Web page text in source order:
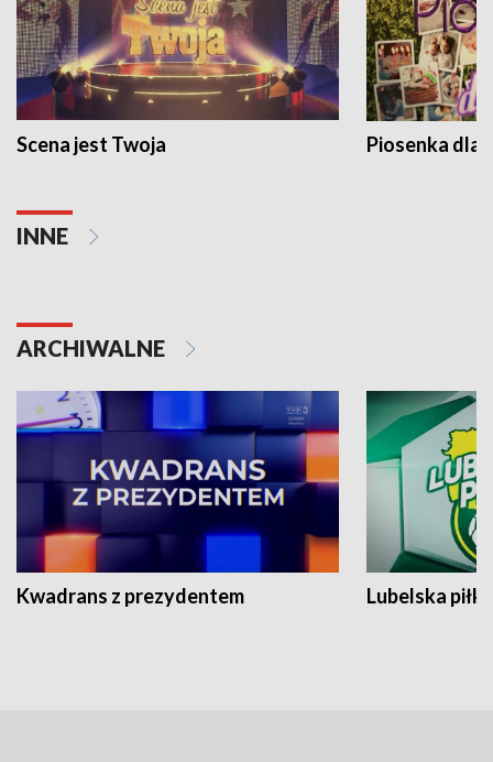
Scena jest Twoja Piosenka dla
INNE
ARCHIWALNE
Kwadrans z prezydentem Lubelska piłka